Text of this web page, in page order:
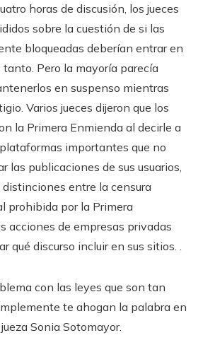
horas de discusión, los jueces
sobre la cuestión de si las
bloqueadas deberían entrar en
Pero la mayoría parecía
en suspenso mientras
Varios jueces dijeron que los
la Primera Enmienda al decirle a
importantes que no
las publicaciones de sus usuarios,
entre la censura
prohibida por la Primera
acciones de empresas privadas
qué discurso incluir en sus sitios. .
con las leyes que son tan
te ahogan la palabra en
Sonia Sotomayor.